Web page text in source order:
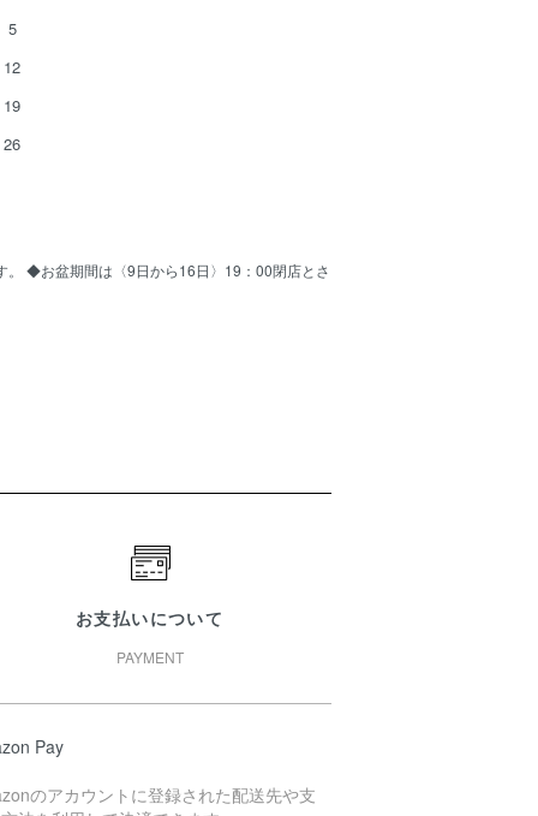
5
12
19
26
。 ◆お盆期間は〈9日から16日〉19：00閉店とさ
お支払いについて
PAYMENT
Pay
のアカウントに登録された配送先や支